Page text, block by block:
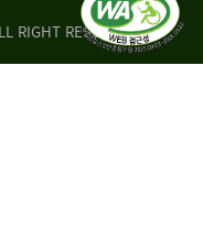
RIGHT RESERVED